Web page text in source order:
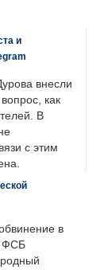
и
внесли
как
В
с этим
в
ФСБ